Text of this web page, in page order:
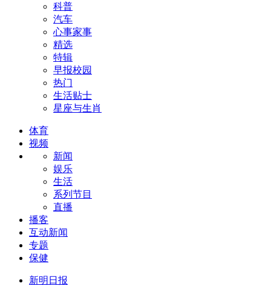
科普
汽车
心事家事
精选
特辑
早报校园
热门
生活贴士
星座与生肖
体育
视频
新闻
娱乐
生活
系列节目
直播
播客
互动新闻
专题
保健
新明日报